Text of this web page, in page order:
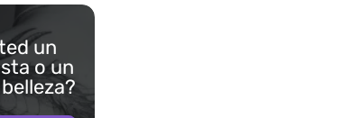
un
o un